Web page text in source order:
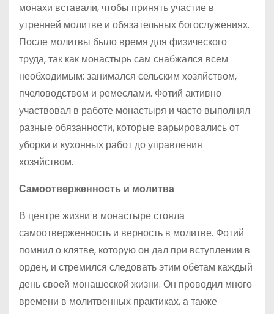
монахи вставали, чтобы принять участие в
утренней молитве и обязательных богослужениях.
После молитвы было время для физического
труда, так как монастырь сам снабжался всем
необходимым: занимался сельским хозяйством,
пчеловодством и ремеслами. Фотий активно
участвовал в работе монастыря и часто выполнял
разные обязанности, которые варьировались от
уборки и кухонных работ до управления
хозяйством.
Самоотверженность и молитва
В центре жизни в монастыре стояла
самоотверженность и верность в молитве. Фотий
помнил о клятве, которую он дал при вступлении в
орден, и стремился следовать этим обетам каждый
день своей монашеской жизни. Он проводил много
времени в молитвенных практиках, а также